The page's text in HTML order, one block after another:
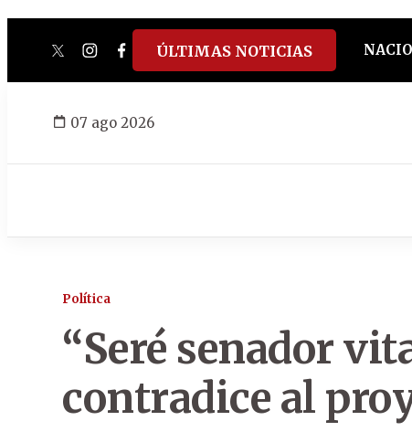
twitterinstagram
facebook
tiktokyoutube
spotify
ÚLTIMAS NOTICIAS
07 ago 2026
Política
“Seré senador
contradice al